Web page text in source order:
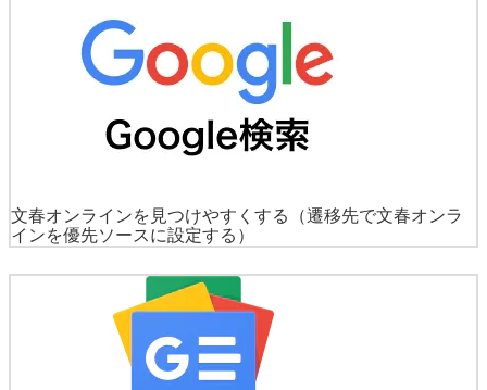
文春オンラインを見つけやすくする
（遷移先で文春オンラ
インを優先ソースに設定する）